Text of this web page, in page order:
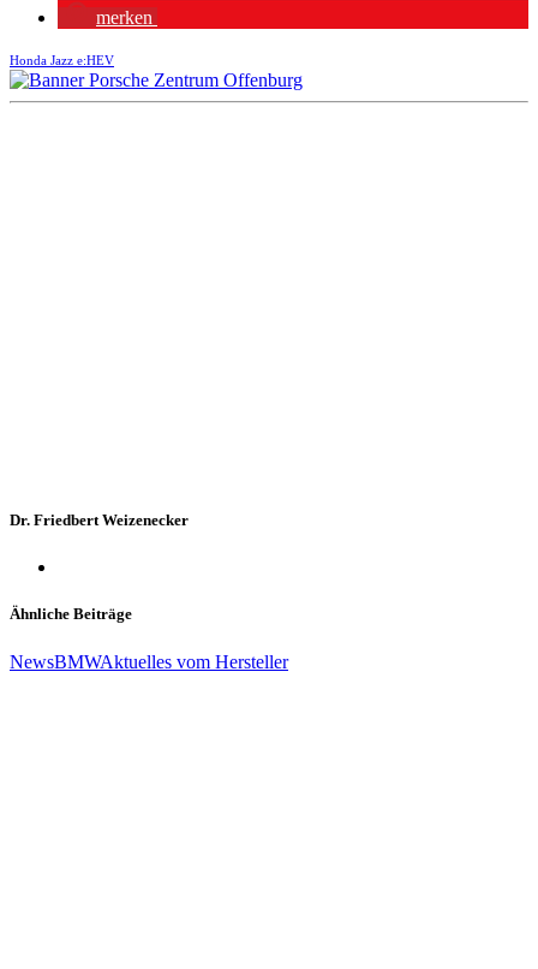
merken
Honda Jazz e:HEV
Dr. Friedbert Weizenecker
Ähnliche Beiträge
NewsBMWAktuelles vom Hersteller